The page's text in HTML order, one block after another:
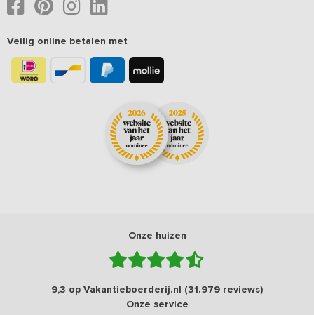
Veilig online betalen met
Onze huizen
9,3 op Vakantieboerderij.nl (31.979 reviews)
Onze service